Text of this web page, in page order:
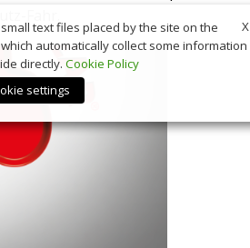
Fahr.
X
text files placed by the site on the
automatically collect some information
directly. Cookie Policy
settings